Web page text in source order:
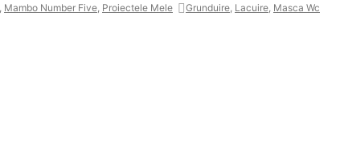
Mambo Number Five Proiectele Mele Grunduire Lacuire Masca Wc